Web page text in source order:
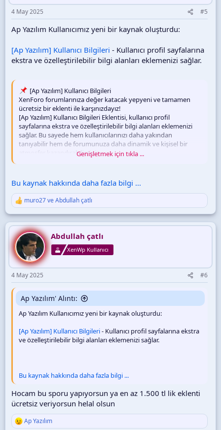
4 May 2025 #5
Ap Yazılım Kullanıcımız yeni bir kaynak oluşturdu:
[Ap Yazılım] Kullanıcı Bilgileri - Kullanıcı profil sayfalarına
ekstra ve özelleştirilebilir bilgi alanları eklemenizi sağlar.
[Ap Yazılım] Kullanıcı Bilgileri
XenForo forumlarınıza değer katacak yepyeni ve tamamen
ücretsiz bir eklenti ile karşınızdayız!
[Ap Yazılım] Kullanıcı Bilgileri Eklentisi, kullanıcı profil
sayfalarına ekstra ve özelleştirilebilir bilgi alanları eklemenizi
sağlar. Bu sayede hem kullanıcılarınızı daha yakından
tanıyabilir hem de forumunuza daha dinamik ve kişisel bir
atmosfer kazandırabilirsiniz.
Ekstra Bilgi Alanları
Kullanıcı profillerine yaş, konum, meslek...
Genişletmek için tıkla ...
Bu kaynak hakkında daha fazla bilgi ...
T
k
i
l
e
r
:
muro27veAbdullah çatlı
Abdullah çatlı
XenWp Kullanıcı
4 May 2025 #6
Ap Yazılım' Alıntı:
Ap Yazılım Kullanıcımız yeni bir kaynak oluşturdu:
[Ap Yazılım] Kullanıcı Bilgileri- Kullanıcı profil sayfalarına ekstra
ve özelleştirilebilir bilgi alanları eklemenizi sağlar.
Bu kaynak hakkında daha fazla bilgi ...
Hocam bu sporu yapıyorsun ya en az 1.500 tl lik eklenti
ücretsiz veriyorsun helal olsun
T
Ap Yazılım